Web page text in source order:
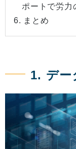
ポートで労力
6. まとめ
1. デー